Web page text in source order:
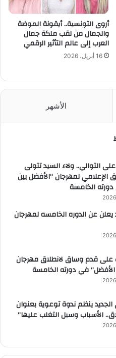
أروى التونسية.. أيقونة الموضة
والجمال من لقب ملكة جمال
العرب إلى عالم التأثير الرقمي
16 أبريل، 2026
الأشهر
على التوالي.. ولاء السيد تتولى
الإعلامي لمهرجان “الأفضل بين
الخامسة
عن الدوره الخامسه لمهرجان
على قدم وساق لانطلاق مهرجان
في دورته الخامسة
الجديد ينظم ندوة توعوية بعنوان
الأسباب وسبل التغلب عليها”